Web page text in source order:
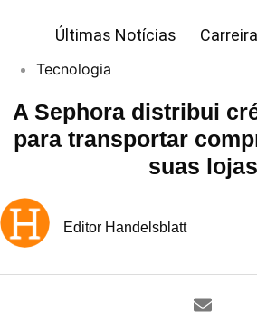
Últimas Notícias Carreira
Tecnologia
A Sephora distribui
para transportar
suas lojas
Editor Handelsblatt